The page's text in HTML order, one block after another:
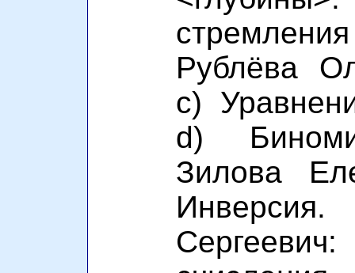
Рублёва
c)
d)
Зилова